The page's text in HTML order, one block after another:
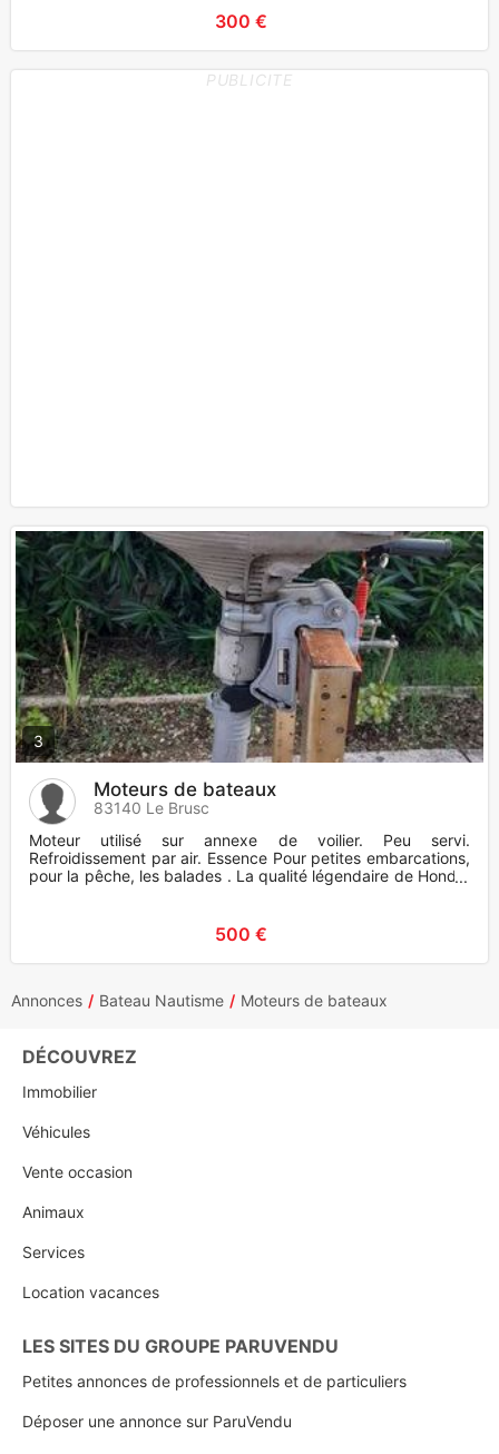
300 €
PUBLICITE
3
Moteurs de bateaux
83140 Le Brusc
Moteur utilisé sur annexe de voilier. Peu servi.
Refroidissement par air. Essence Pour petites embarcations,
pour la pêche, les balades . La qualité légendaire de Honda,
500 €
Annonces Bateau Nautisme Moteurs de bateaux
DÉCOUVREZ
Immobilier
Véhicules
Vente occasion
Animaux
Services
Location vacances
LES SITES DU GROUPE PARUVENDU
Petites annonces de professionnels et de particuliers
Déposer une annonce sur ParuVendu